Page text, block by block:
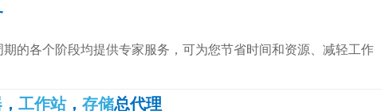
的各个阶段均提供专家服务，可为您节省时间和资源、减轻工作
，工作站，存储总代理